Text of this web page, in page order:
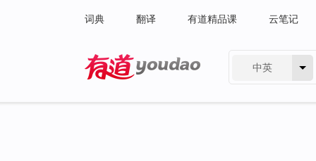
词典 翻译 有道精品课 云笔记
中英